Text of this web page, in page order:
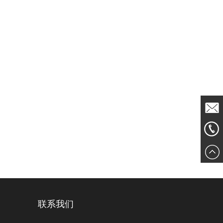
联系我们
发送邮
件